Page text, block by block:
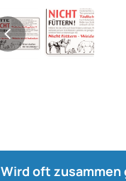
Wird oft